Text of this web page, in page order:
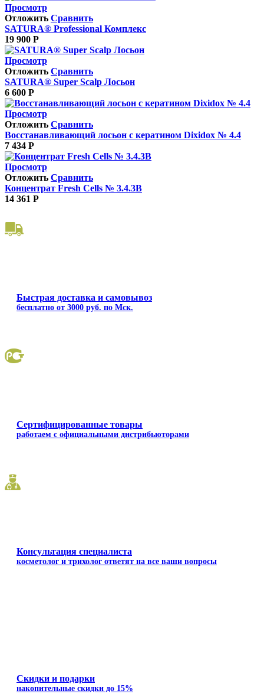
Просмотр
Отложить Сравнить
SATURA® Professional Комплекс
19 900 Р
Просмотр
Отложить Сравнить
SATURA® Super Scalp Лосьон
6 600 Р
Просмотр
Отложить Сравнить
Восстанавливающий лосьон с кератином Dixidox № 4.4
7 434 Р
Просмотр
Отложить Сравнить
Концентрат Fresh Cells № 3.4.3B
14 361 Р
Быстрая доставка и самовывоз
бесплатно от 3000 руб. по Мск.
Сертифицированные товары
работаем с официальными дистрибьюторами
Консультация специалиста
косметолог и трихолог ответят на все ваши вопросы
Скидки и подарки
накопительные скидки до 15%